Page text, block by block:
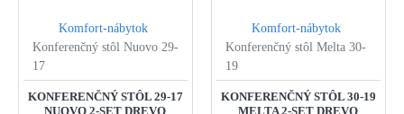
Komfort-nábytok
Konferenčný stôl Nuovo 29-
17
KONFERENČNÝ STÔL 29-17
NUOVO 2-SET DREVO
Komfort-nábytok
Konferenčný stôl Melta 30-
19
KONFERENČNÝ STÔL 30-19
MELTA 2-SET DREVO